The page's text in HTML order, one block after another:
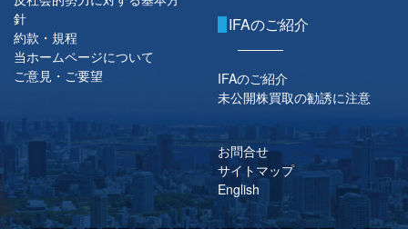
針
約款・規程
当ホームページについて
ご意見・ご要望
IFAのご紹介
IFAのご紹介
未公開株買取の勧誘に注意
お問合せ
サイトマップ
English